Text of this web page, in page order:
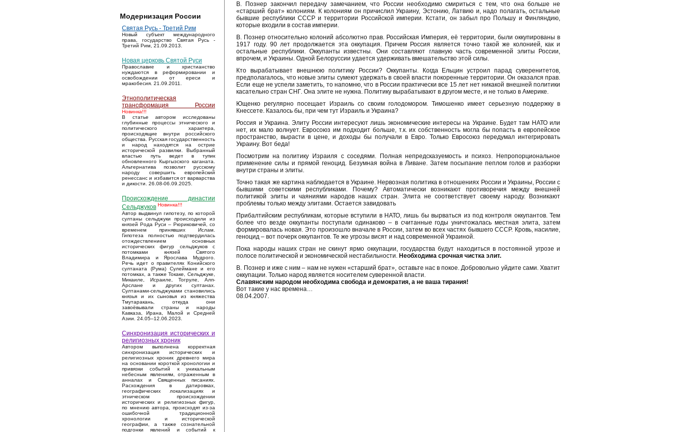
Модернизация России
Святая Русь - Третий Рим
Новый субъект международного
права, государство Святая Русь -
Третий Рим, 21.09.2013.
Новая церковь Святой Руси
Православие и христианство
нуждаются в реформировании и
освобождении от ереси и
мракобесия. 21.09.2011.
Этнополитическая
трансформация России
Новинка!!!
В статье автором исследованы
глубинные процессы этнического и
политического характера,
происходящие внутри российского
общества. Русская государственность
и народ находятся на острие
исторической развилки. Выбранный
властью путь ведет в тупик
обновленного Кыргызского каганата.
Альтернатива позволит русскому
народу совершить европейский
ренессанс и избавится от варварства
и дикости. 26.08-06.09.2025.
Происхождение династии
Сельджуков Новинка!!!
Автор выдвинул гипотезу, по которой
султаны сельджуки происходили из
князей Рода Руси – Рюриковичей, со
временем принявших Ислам.
Гипотеза полностью подтвердилась
отождествлением основных
исторических фигур сельджуков с
потомками князей Святого
Владимира и Ярослава Мудрого.
Речь идет о правителях Конийского
султаната (Рума) Сулеймане и его
потомках, а также Токаке, Сельджуке,
Микаиле, Исраиле, Тогруле, Алп-
Арслане и других султанах.
Султанами-сельджуками становились
князья и их сыновья из княжества
Тмутаракань, откуда они
завоёвывали страны и народы
Кавказа, Ирана, Малой и Средней
Азии. 24.05–12.06.2023.
Синхронизация исторических и
религиозных хроник
Автором выполнена корректная
синхронизация исторических и
религиозных хроник древнего мира
на основании короткой хронологии и
привязки событий к уникальным
небесным явлениям, отраженным в
анналах и Священных писаниях.
Расхождения в датировках,
географических локализациях и
этническом происхождении
исторических и религиозных фигур,
по мнению автора, происходят из-за
ошибочной традиционной
хронологии и исторической
географии, а также сознательной
подгонки явлений и событий к
В. Познер закончил передачу замечанием, что России необходимо смириться с тем, что она больше не
«старший брат» колониям. К колониям он причислил Украину, Эстонию, Латвию и, надо полагать, остальные
бывшие республики СССР и территории Российской империи. Кстати, он забыл про Польшу и Финляндию,
которые входили в состав империи.
В. Познер относительно колоний абсолютно прав. Российская Империя, её территории, были оккупированы в
1917 году. 90 лет продолжается эта оккупация. Причем Россия является точно такой же колонией, как и
остальные республики. Оккупанты известны. Они составляют главную часть современной элиты России,
впрочем, и Украины. Одной Белоруссии удается удерживать вмешательство этой силы.
Кто вырабатывает внешнюю политику России? Оккупанты. Когда Ельцин устроил парад суверенитетов,
предполагалось, что новые элиты сумеют удержать в своей власти покоренные территории. Он оказался прав.
Если еще не успели заметить, то напомню, что в России практически все 15 лет нет никакой внешней политики
касательно стран СНГ. Она элите не нужна. Политику вырабатывают в другом месте, и не только в Америке.
Ющенко регулярно посещает Израиль со своим голодомором. Тимошенко имеет серьезную поддержку в
Кнессете. Казалось бы, при чем тут Израиль и Украина?
Россия и Украина. Элиту России интересуют лишь экономические интересы на Украине. Будет там НАТО или
нет, их мало волнует. Евросоюз им подходит больше, т.к. их собственность могла бы попасть в европейское
пространство, вырасти в цене, и доходы бы получали в Евро. Только Евросоюз передумал интегрировать
Украину. Вот беда!
Посмотрим на политику Израиля с соседями. Полная непредсказуемость и психоз. Непропорциональное
применение силы и прямой геноцид. Безумная война в Ливане. Затем посыпание пеплом голов и разборки
внутри страны и элиты.
Точно такая же картина наблюдается в Украине. Нервозная политика в отношениях России и Украины, России с
бывшими советскими республиками. Почему? Автоматически возникают противоречия между внешней
политикой элиты и чаяниями народов наших стран. Элита не соответствует своему народу. Возникают
проблемы только между элитами. Остается завидовать
Прибалтийским республикам, которые вступили в НАТО, лишь бы вырваться из под контроля оккупантов. Тем
более что везде оккупанты поступали одинаково – в считанные годы уничтожалась местная элита, затем
формировалась новая. Это произошло вначале в России, затем во всех частях бывшего СССР. Кровь, насилие,
геноцид – вот почерк оккупантов. Те же угрозы висят и над современной Украиной.
Пока народы наших стран не скинут ярмо оккупации, государства будут находиться в постоянной угрозе и
полосе политической и экономической нестабильности. Необходима срочная чистка элит.
В. Познер и иже с ним – нам не нужен «старший брат», оставьте нас в покое. Добровольно уйдите сами. Хватит
оккупации. Только народ является носителем суверенной власти.
Славянским народом необходима свобода и демократия, а не ваша тирания!
Вот такие у нас времена…
08.04.2007.